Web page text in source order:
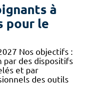
à
pour le
Nos objectifs :
par des dispositifs
et par
des outils